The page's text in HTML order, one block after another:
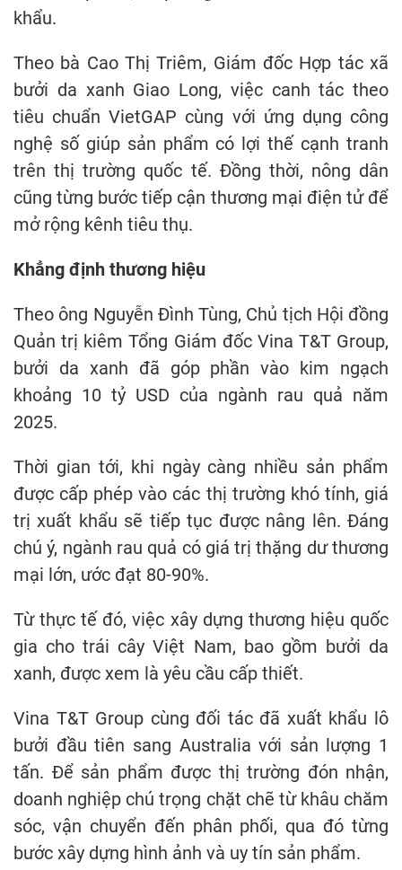
khẩu.
Theo bà Cao Thị Triêm, Giám đốc Hợp tác xã
bưởi da xanh Giao Long, việc canh tác theo
tiêu chuẩn VietGAP cùng với ứng dụng công
nghệ số giúp sản phẩm có lợi thế cạnh tranh
trên thị trường quốc tế. Đồng thời, nông dân
cũng từng bước tiếp cận thương mại điện tử để
mở rộng kênh tiêu thụ.
Khẳng định thương hiệu
Theo ông Nguyễn Đình Tùng, Chủ tịch Hội đồng
Quản trị kiêm Tổng Giám đốc Vina T&T Group,
bưởi da xanh đã góp phần vào kim ngạch
khoảng 10 tỷ USD của ngành rau quả năm
2025.
Thời gian tới, khi ngày càng nhiều sản phẩm
được cấp phép vào các thị trường khó tính, giá
trị xuất khẩu sẽ tiếp tục được nâng lên. Đáng
chú ý, ngành rau quả có giá trị thặng dư thương
mại lớn, ước đạt 80-90%.
Từ thực tế đó, việc xây dựng thương hiệu quốc
gia cho trái cây Việt Nam, bao gồm bưởi da
xanh, được xem là yêu cầu cấp thiết.
Vina T&T Group cùng đối tác đã xuất khẩu lô
bưởi đầu tiên sang Australia với sản lượng 1
tấn. Để sản phẩm được thị trường đón nhận,
doanh nghiệp chú trọng chặt chẽ từ khâu chăm
sóc, vận chuyển đến phân phối, qua đó từng
bước xây dựng hình ảnh và uy tín sản phẩm.